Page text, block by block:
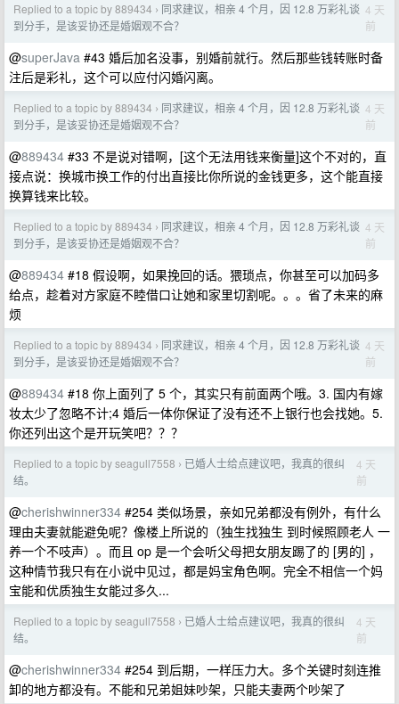
Replied to a topic by 889434 › 同求建议，相亲 4 个月，因 12.8 万彩礼谈
到分手，是该妥协还是婚姻观不合？
4 天
前
@superJava #43 婚后加名没事，别婚前就行。然后那些钱转账时备
注后是彩礼，这个可以应付闪婚闪离。
Replied to a topic by 889434 › 同求建议，相亲 4 个月，因 12.8 万彩礼谈
到分手，是该妥协还是婚姻观不合？
4 天
前
@889434 #33 不是说对错啊，[这个无法用钱来衡量]这个不对的，直
接点说：换城市换工作的付出直接比你所说的金钱更多，这个能直接
换算钱来比较。
Replied to a topic by 889434 › 同求建议，相亲 4 个月，因 12.8 万彩礼谈
到分手，是该妥协还是婚姻观不合？
4 天
前
@889434 #18 假设啊，如果挽回的话。猥琐点，你甚至可以加码多
给点，趁着对方家庭不睦借口让她和家里切割呢。。。省了未来的麻
烦
Replied to a topic by 889434 › 同求建议，相亲 4 个月，因 12.8 万彩礼谈
到分手，是该妥协还是婚姻观不合？
4 天
前
@889434 #18 你上面列了 5 个，其实只有前面两个哦。3. 国内有嫁
妆太少了忽略不计;4 婚后一体你保证了没有还不上银行也会找她。5.
你还列出这个是开玩笑吧？？？
Replied to a topic by seagull7558 › 已婚人士给点建议吧，我真的很纠
结。
4 天
前
@cherishwinner334 #254 类似场景，亲如兄弟都没有例外，有什么
理由夫妻就能避免呢？像楼上所说的（独生找独生 到时候照顾老人 一
养一个不吱声）。而且 op 是一个会听父母把女朋友踢了的 [男的] ，
这种情节我只有在小说中见过，都是妈宝角色啊。完全不相信一个妈
宝能和优质独生女能过多久...
Replied to a topic by seagull7558 › 已婚人士给点建议吧，我真的很纠
结。
4 天
前
@cherishwinner334 #254 到后期，一样压力大。多个关键时刻连推
卸的地方都没有。不能和兄弟姐妹吵架，只能夫妻两个吵架了